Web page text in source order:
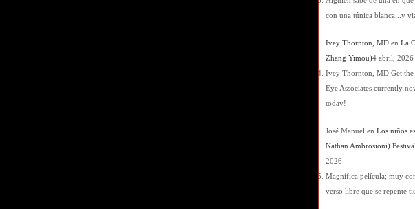
con una túnica blanca...y
Ivey Thornton, MD en La
Zhang Yimou)4 abril, 2026
Ivey Thornton, MD Get the
Eye Associates currently
today!
José Manuel en Los niños
Nathan Ambrosioni)
2026
Magnífica película; muy
verso libre que se repente